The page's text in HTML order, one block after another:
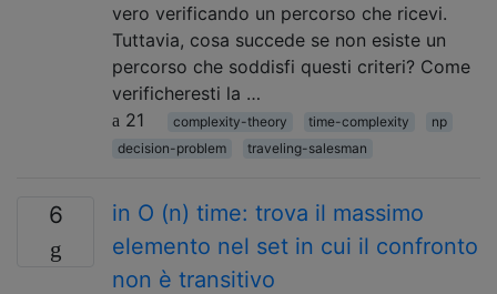
vero verificando un percorso che ricevi.
Tuttavia, cosa succede se non esiste un
percorso che soddisfi questi criteri? Come
verificheresti la …
21
complexity-theory time-complexity
np
decision-problem
traveling-salesman
6
in O (n) time: trova il massimo
elemento nel set in cui il confronto
non è transitivo